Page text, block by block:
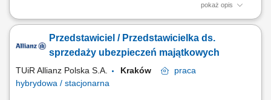
pokaż opis
doradztwo dla klientów biznesowych w zakresie doboru odpowiednich
rekomendowanie dopasowanych rozwiązań, prowadzenie spotkań z
przedstawicielami firm – online oraz bezpośrednio, budowanie i
Przedstawiciel / Przedstawicielka ds.
sprzedaży ubezpieczeń majątkowych
TUiR Allianz Polska S.A. Kraków
praca
hybrydowa / stacjonarna